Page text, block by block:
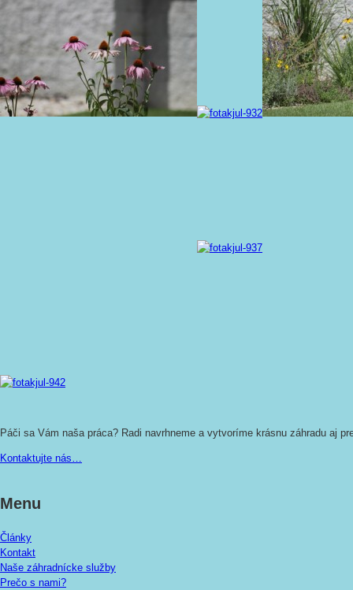
Páči sa Vám naša práca? Radi navrhneme a vytvoríme krásnu záhradu aj
Kontaktujte nás…
Menu
Články
Kontakt
Naše záhradnícke služby
Prečo s nami?